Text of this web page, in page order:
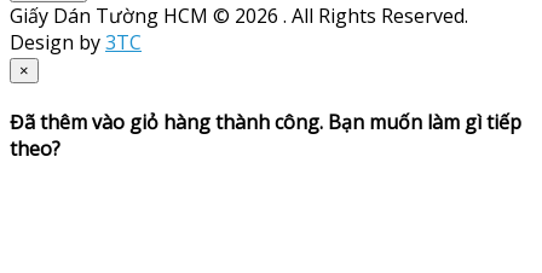
Giấy Dán Tường HCM © 2026 . All Rights Reserved.
Design by3TC
×
Đã thêm vào giỏ hàng thành công. Bạn muốn làm gì tiếp
theo?